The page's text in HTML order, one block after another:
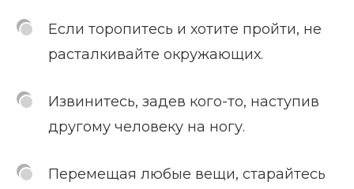
Если торопитесь и хотите пройти, не
расталкивайте окружающих.
Извинитесь, задев кого-то, наступив
другому человеку на ногу.
Перемещая любые вещи, старайтесь